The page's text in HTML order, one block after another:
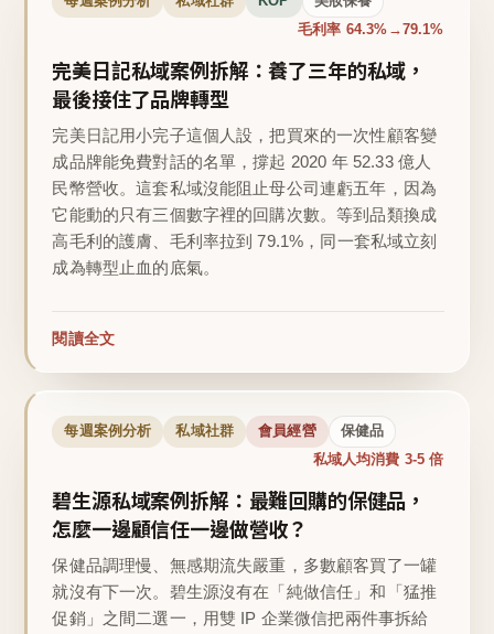
毛利率 64.3%→79.1%
完美日記私域案例拆解：養了三年的私域，
最後接住了品牌轉型
完美日記用小完子這個人設，把買來的一次性顧客變
成品牌能免費對話的名單，撐起 2020 年 52.33 億人
民幣營收。這套私域沒能阻止母公司連虧五年，因為
它能動的只有三個數字裡的回購次數。等到品類換成
高毛利的護膚、毛利率拉到 79.1%，同一套私域立刻
成為轉型止血的底氣。
閱讀全文
每週案例分析 私域社群 會員經營 保健品
私域人均消費 3-5 倍
碧生源私域案例拆解：最難回購的保健品，
怎麼一邊顧信任一邊做營收？
保健品調理慢、無感期流失嚴重，多數顧客買了一罐
就沒有下一次。碧生源沒有在「純做信任」和「猛推
促銷」之間二選一，用雙 IP 企業微信把兩件事拆給